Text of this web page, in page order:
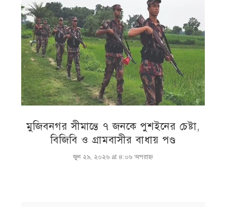
মুজিবনগর সীমান্তে ৭ জনকে পুশইনের চেষ্টা,
বিজিবি ও গ্রামবাসীর বাধায় পণ্ড
জুন ২৯, ২০২৬ at ৪:০৬ অপরাহ্ণ